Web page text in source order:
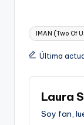
Etiquetas:
IMAN (Two Of
Última
Laura
Soy fan,